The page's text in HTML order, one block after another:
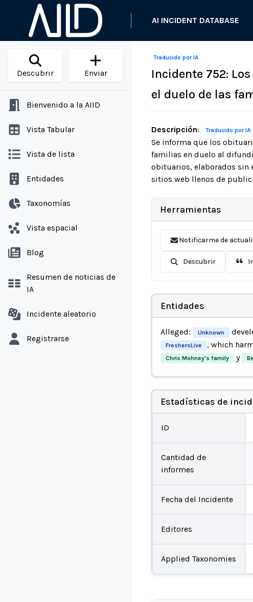
AI INCIDENT DATABASE
Descubrir Enviar
Bienvenido a la AIID
Vista Tabular
Vista de lista
Entidades
Taxonomías
Vista espacial
Blog
Resumen de noticias de
IA
Incidente aleatorio
Registrarse
Traducido por IA
Incidente 752:
el duelo de las
Descripción: Traducido por IA
Se informa que los
familias en duelo al
obituarios, elaborados sin
sitios web llenos de
Herramientas
Notificarme de
Descubrir
Entidades
Alleged: Unknown
FreshersLive , which
Chris Mohney's family y
Estadísticas de
ID
Cantidad de
informes
Fecha del Incidente
Editores
Applied Taxonomies